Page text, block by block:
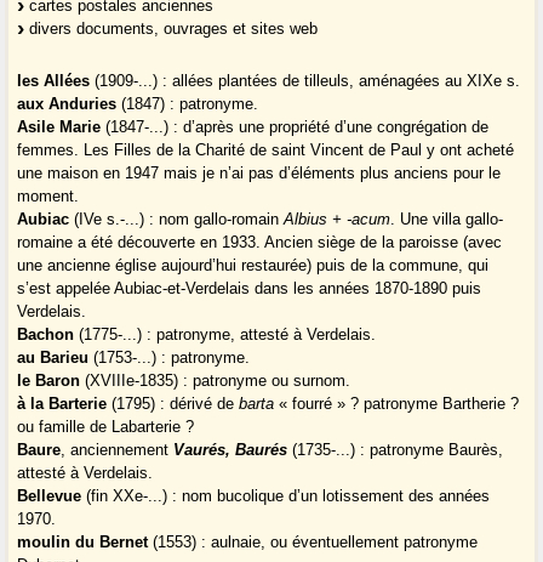
cartes postales anciennes
divers documents, ouvrages et sites web
les Allées (1909-...) : allées plantées de tilleuls, aménagées au XIXe s.
aux Anduries (1847) : patronyme.
Asile Marie (1847-...) : d’après une propriété d’une congrégation de
femmes. Les Filles de la Charité de saint Vincent de Paul y ont acheté
une maison en 1947 mais je n’ai pas d’éléments plus anciens pour le
moment.
Aubiac (IVe s.-...) : nom gallo-romainAlbius + -acum. Une villa gallo-
romaine a été découverte en 1933. Ancien siège de la paroisse (avec
une ancienne église aujourd’hui restaurée) puis de la commune, qui
s’est appelée Aubiac-et-Verdelais dans les années 1870-1890 puis
Verdelais.
Bachon (1775-...) : patronyme, attesté à Verdelais.
au Barieu (1753-...) : patronyme.
le Baron (XVIIIe-1835) : patronyme ou surnom.
à la Barterie (1795) : dérivé debarta « fourré » ? patronyme Bartherie ?
ou famille de Labarterie ?
Baure, anciennement Vaurés, Baurés (1735-...) : patronyme Baurès,
attesté à Verdelais.
Bellevue (fin XXe-...) : nom bucolique d’un lotissement des années
1970.
moulin du Bernet(1553) : aulnaie, ou éventuellement patronyme